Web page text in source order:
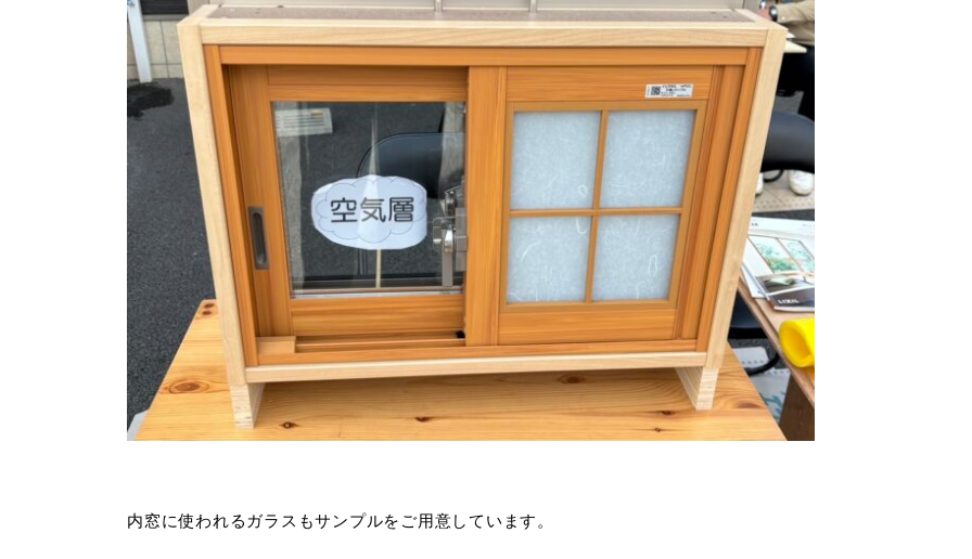
内窓に使われるガラスもサンプルをご用意しています。